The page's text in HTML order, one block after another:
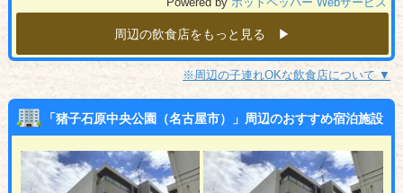
周辺の飲食店をもっと見る ▶︎
※周辺の子連れOKな飲食店について ▼
「猪子石原中央公園（名古屋市）」周辺のおすすめ宿泊施設